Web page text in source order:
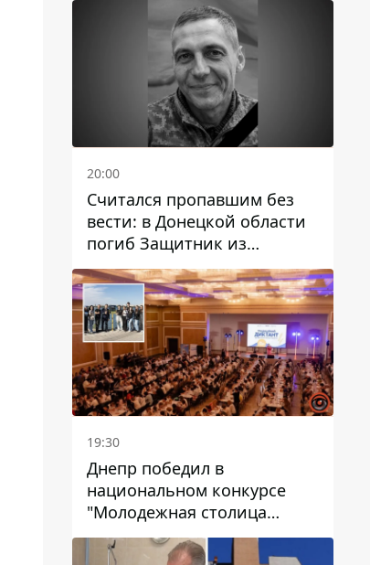
20:00
Считался пропавшим без
вести: в Донецкой области
погиб Защитник из
Каменского Антон
Красовский
19:30
Днепр победил в
национальном конкурсе
"Молодежная столица
Украины – 2026"